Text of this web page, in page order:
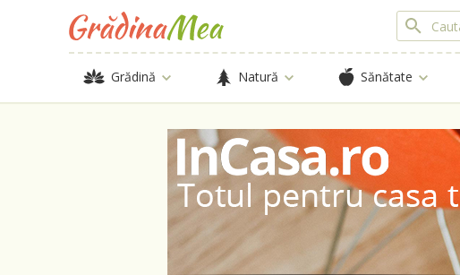
Grădină Natură Sănătate